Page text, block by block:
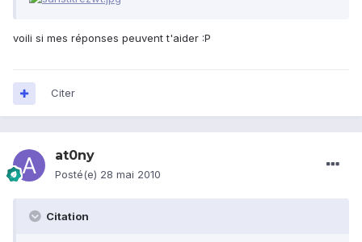
voili si mes réponses peuvent t'aider :P
Citer
at0ny
Posté(e) 28 mai 2010
Citation